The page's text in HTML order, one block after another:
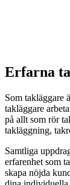
Erfarna
Som takläggare
takläggare
på allt som rör
takläggning,
Samtliga
erfarenhet som
skapa nöjda